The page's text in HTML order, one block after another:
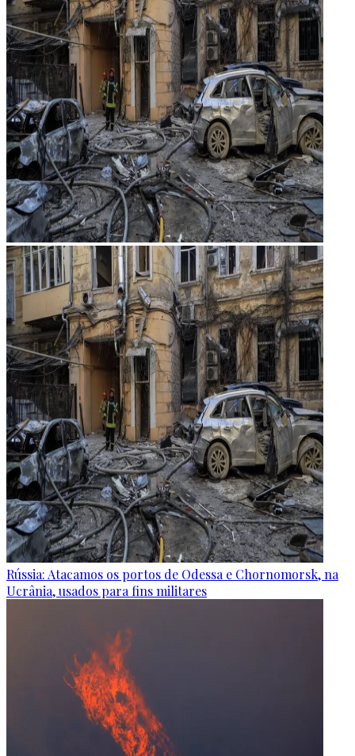
Rússia: Atacamos os portos de Odessa e Chornomorsk, na
Ucrânia, usados para fins militares